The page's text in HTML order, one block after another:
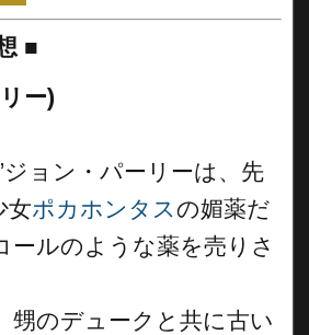
■
ー)
ジョン・パーリーは、先
女ポカホンタスの媚薬だ
ールのような薬を売りさ
甥のデュークと共に古い